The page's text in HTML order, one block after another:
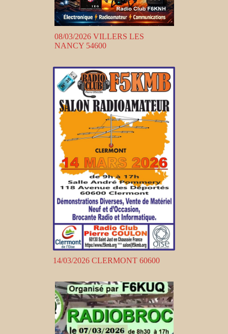
08/03/2026 VILLERS LES
NANCY 54600
14/03/2026 CLERMONT 60600